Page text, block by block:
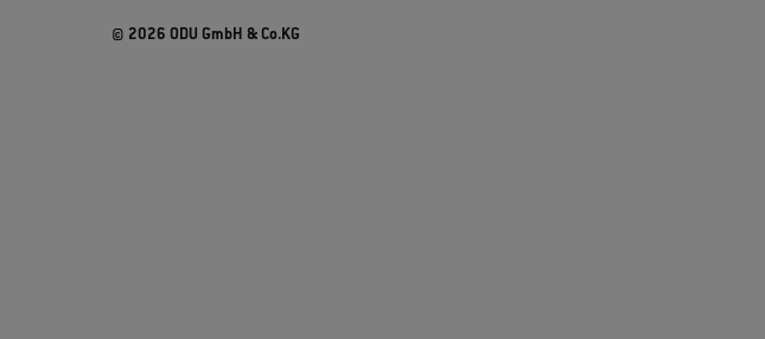
© 2026 ODU GmbH & Co.KG